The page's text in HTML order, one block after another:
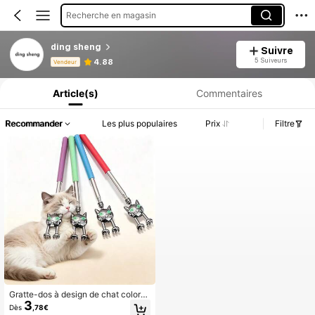
Recherche en magasin
ding sheng
Vendeur 4.88
Suivre
5 Suiveurs
Informations produit : Divulgation des prix, détails sur les ventes et le stock.
Article(s) Commentaires
Recommander Les plus populaires Prix Filtre
Gratte-dos à design de chat coloré
avec effet goutte d'huile, outil de gr
Dès 3 ,78€